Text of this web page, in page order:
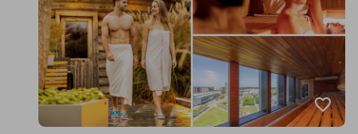
favorite_border